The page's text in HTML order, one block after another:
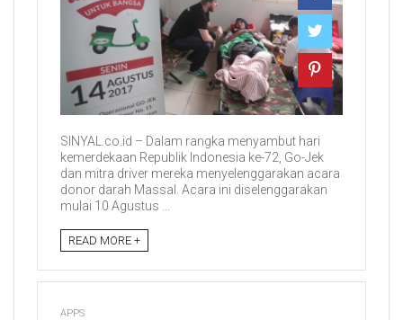
SINYAL.co.id – Dalam rangka menyambut hari
kemerdekaan Republik Indonesia ke-72, Go-Jek
dan mitra driver mereka menyelenggarakan acara
donor darah Massal. Acara ini diselenggarakan
mulai 10 Agustus ...
READ MORE +
APPS